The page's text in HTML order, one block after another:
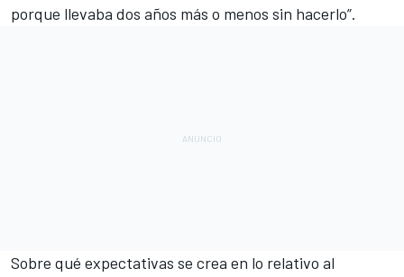
porque llevaba dos años más o menos sin hacerlo”.
Sobre qué expectativas se crea en lo relativo al